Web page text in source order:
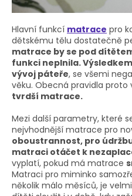
Hlavní funkcí matrace pro
dětskému tělu dostatečně
matrace by se pod
funkci neplnila.
vývoj páteře, se všemi
věku. Obecná pravidla
tvrdší matrace.
Mezi další parametry, které
nejvhodnější matrace pro
oboustrannost, pro
matraci otáčet k
vyplatí, pokud má matrace
Matraci pro miminko
několik málo měsíců, je